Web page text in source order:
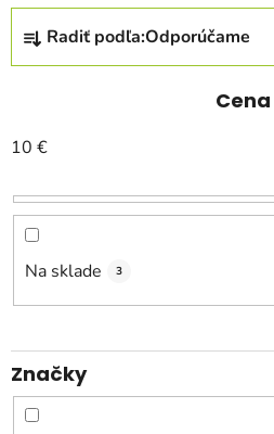
R
a
d
n
i
e
p
o
d
k
t
o
Radiť podľa:Odporúčame
Cena
10 €
Na sklade 3
Značky